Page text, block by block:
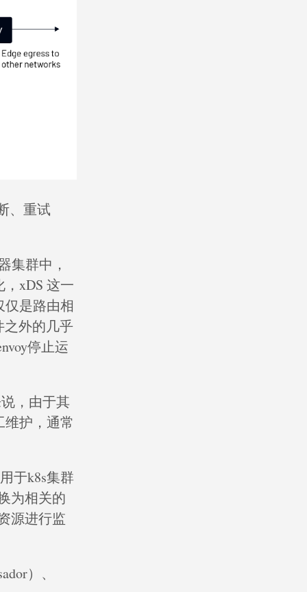
、重试
集群中，
xDS 这一
是路由相
之外的几乎
停止运
，由于其
护，通常
于k8s集群
为相关的
源进行监
）、